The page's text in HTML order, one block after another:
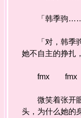
「韩季驹……
「对，韩季驹
她不自主的挣扎
fmx fmx
微笑着张开眼
头，为什么她的